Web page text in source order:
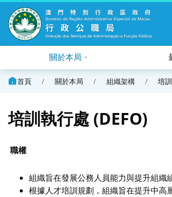
關於本局
首頁 / 關於本局 / 組織架構 / 培
培訓執行處 (DEFO)
職權
組織旨在發展公務人員能力與提升組織
根據人才培訓規劃，組織旨在提升中高